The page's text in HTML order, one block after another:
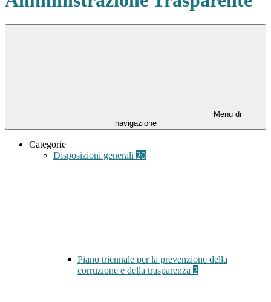
Menu di
navigazione
Categorie
Disposizioni generali 20
Piano triennale per la prevenzione della
corruzione e della trasparenza 2